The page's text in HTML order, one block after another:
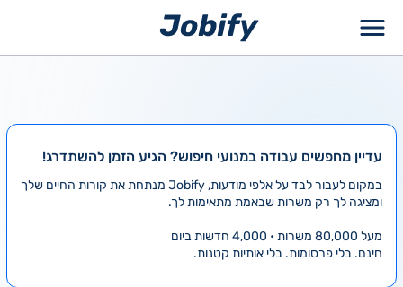
עדיין מחפשים עבודה במנועי חיפוש? הגיע הזמן להשתדרג!
במקום לעבור לבד על אלפי מודעות, Jobify מנתחת את קורות החיים שלך
ומציגה לך רק משרות שבאמת מתאימות לך.
מעל 80,000 משרות • 4,000 חדשות ביום
חינם. בלי פרסומות. בלי אותיות קטנות.